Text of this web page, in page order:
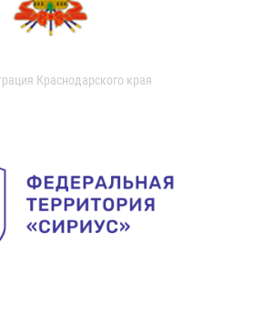
Краснодарского края